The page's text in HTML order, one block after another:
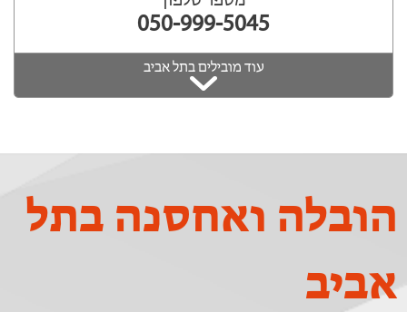
050-999-5045
עוד מובילים בתל אביב
הובלה ואחסנה בתל
אביב